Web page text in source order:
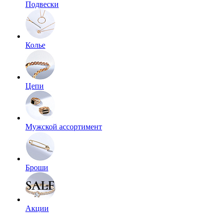
Подвески
Колье
Цепи
Мужской ассортимент
Броши
Акции